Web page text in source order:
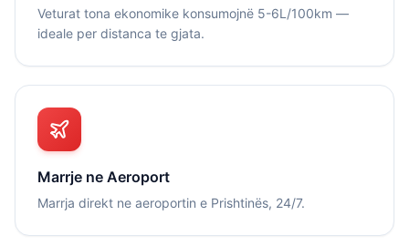
Veturat tona ekonomike konsumojnë 5-6L/100km —
ideale per distanca te gjata.
Marrje ne Aeroport
Marrja direkt ne aeroportin e Prishtinës, 24/7.